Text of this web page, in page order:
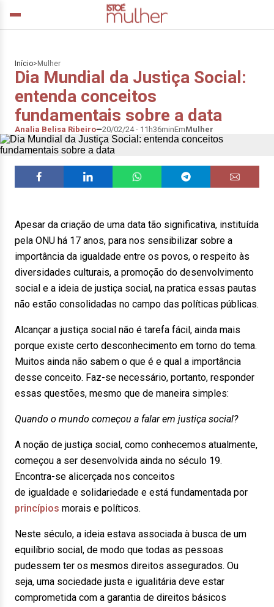
Início> Mulher
Dia Mundial da Justiça Social:
entenda conceitos
fundamentais sobre a data
Analia Belisa Ribeiro 20/02/24 - 11h36minEmMulher
Apesar da criação de uma data tão significativa, instituída
pela ONU há 17 anos, para nos sensibilizar sobre a
importância da igualdade entre os povos, o respeito às
diversidades culturais, a promoção do desenvolvimento
social e a ideia de justiça social, na pratica essas pautas
não estão consolidadas no campo das políticas públicas.
Alcançar a justiça social não é tarefa fácil, ainda mais
porque existe certo desconhecimento em torno do tema.
Muitos ainda não sabem o que é e qual a importância
desse conceito. Faz-se necessário, portanto, responder
essas questões, mesmo que de maneira simples:
Quando o mundo começou a falar em justiça social?
A noção de justiça social, como conhecemos atualmente,
começou a ser desenvolvida ainda no século 19.
Encontra-se alicerçada nos conceitos
de igualdade e solidariedade e está fundamentada por
princípios morais e políticos.
Neste século, a ideia estava associada à busca de um
equilíbrio social, de modo que todas as pessoas
pudessem ter os mesmos direitos assegurados. Ou
seja, uma sociedade justa e igualitária deve estar
comprometida com a garantia de direitos básicos